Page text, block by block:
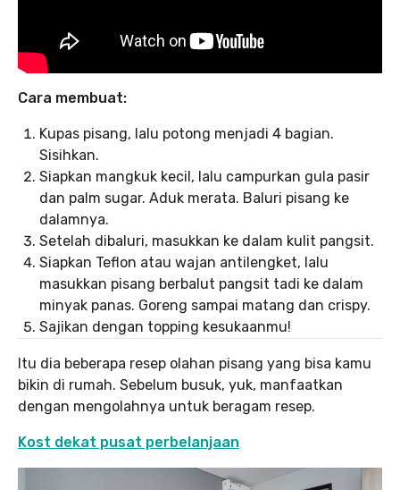
Cara membuat:
Kupas pisang, lalu potong menjadi 4 bagian.
Sisihkan.
Siapkan mangkuk kecil, lalu campurkan gula pasir
dan palm sugar. Aduk merata. Baluri pisang ke
dalamnya.
Setelah dibaluri, masukkan ke dalam kulit pangsit.
Siapkan Teflon atau wajan antilengket, lalu
masukkan pisang berbalut pangsit tadi ke dalam
minyak panas. Goreng sampai matang dan crispy.
Sajikan dengan topping kesukaanmu!
Itu dia beberapa resep olahan pisang yang bisa kamu
bikin di rumah. Sebelum busuk, yuk, manfaatkan
dengan mengolahnya untuk beragam resep.
Kost dekat pusat perbelanjaan